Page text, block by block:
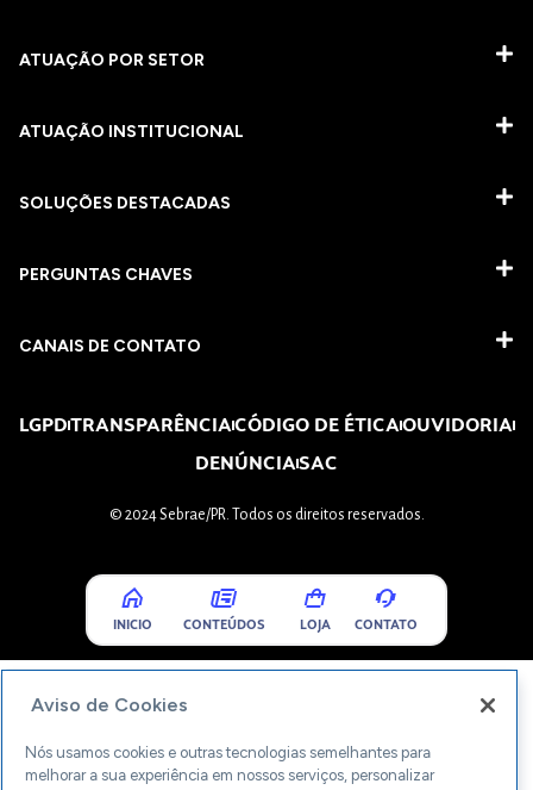
ATUAÇÃO POR SETOR
ATUAÇÃO INSTITUCIONAL
SOLUÇÕES DESTACADAS
PERGUNTAS CHAVES​
CANAIS DE CONTATO
LGPDTRANSPARÊNCIACÓDIGO DE ÉTICAOUVIDORIA
DENÚNCIASAC
© 2024 Sebrae/PR. Todos os direitos reservados.
INICIO CONTEÚDOS LOJA CONTATO
Aviso de Cookies
Nós usamos cookies e outras tecnologias semelhantes para
melhorar a sua experiência em nossos serviços, personalizar